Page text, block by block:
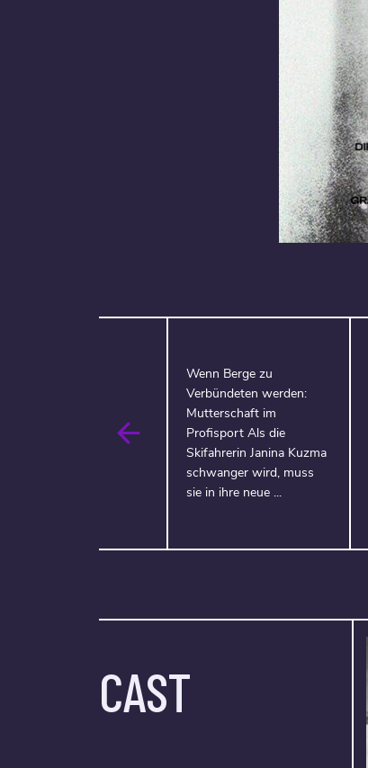
Wenn Berge zu
Verbündeten werden:
Mutterschaft im
Profisport Als die
Skifahrerin Janina Kuzma
schwanger wird, muss
sie in ihre neue ...
CAST